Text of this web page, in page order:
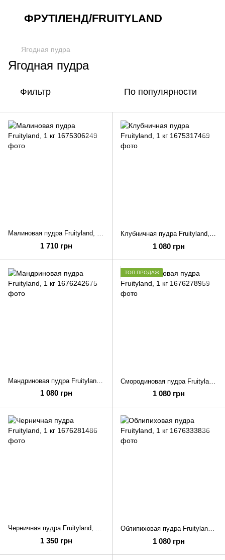
ФРУТІЛЕНД/FRUITYLAND
Ягодная пудра
Ягодная пудра
Фильтр По популярности
Малиновая пудра Fruityland, 1 кг
1 710 грн
Клубничная пудра Fruityland, 1 кг
1 080 грн
1 080 грн
ТОП ПРОДАЖ
1 080 грн
Черничная пудра Fruityland, 1 кг
1 350 грн
Облипиховая пудра Fruityland, 1 кг
1 080 грн